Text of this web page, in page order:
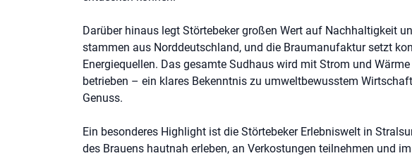
Darüber hinaus legt Störtebeker großen Wert auf Nachhaltigkeit
stammen aus Norddeutschland, und die Braumanufaktur setzt
Energiequellen. Das gesamte Sudhaus wird mit Strom und
betrieben – ein klares Bekenntnis zu umweltbewusstem
Genuss.
Ein besonderes Highlight ist die Störtebeker Erlebniswelt in
des Brauens hautnah erleben, an Verkostungen teilnehmen und